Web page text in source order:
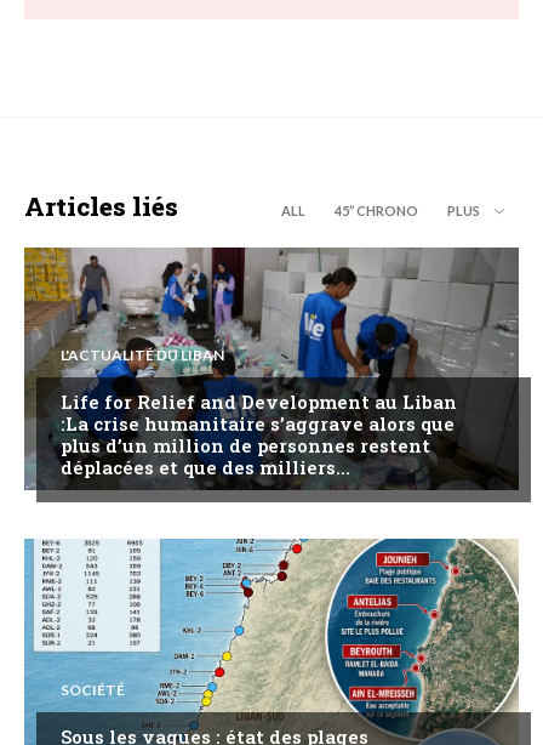
Articles liés ALL 45’’ CHRONO PLUS
L'ACTUALITÉ DU LIBAN
Life for Relief and Development au Liban
:La crise humanitaire s’aggrave alors que
plus d’un million de personnes restent
déplacées et que des milliers...
SOCIÉTÉ
Sous les vagues : état des plages